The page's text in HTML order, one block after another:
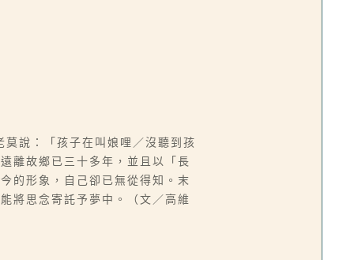
說：「孩子在叫娘哩／沒聽到孩
離故鄉已三十多年，並且以「長
的形象，自己卻已無從得知。末
將思念寄託予夢中。（文／高維